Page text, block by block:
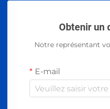
Obtenir un
Notre représentant
E-mail